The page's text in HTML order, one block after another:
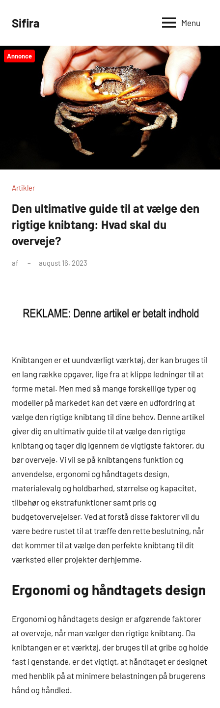
Sifira Menu
Annonce
Artikler
Den ultimative guide til at vælge den
rigtige knibtang: Hvad skal du
overveje?
af august 16, 2023
Knibtangen er et uundværligt værktøj, der kan bruges til
en lang række opgaver, lige fra at klippe ledninger til at
forme metal. Men med så mange forskellige typer og
modeller på markedet kan det være en udfordring at
vælge den rigtige knibtang til dine behov. Denne artikel
giver dig en ultimativ guide til at vælge den rigtige
knibtang og tager dig igennem de vigtigste faktorer, du
bør overveje. Vi vil se på knibtangens funktion og
anvendelse, ergonomi og håndtagets design,
materialevalg og holdbarhed, størrelse og kapacitet,
tilbehør og ekstrafunktioner samt pris og
budgetovervejelser. Ved at forstå disse faktorer vil du
være bedre rustet til at træffe den rette beslutning, når
det kommer til at vælge den perfekte knibtang til dit
værksted eller projekter derhjemme.
Ergonomi og håndtagets design
Ergonomi og håndtagets design er afgørende faktorer
at overveje, når man vælger den rigtige knibtang. Da
knibtangen er et værktøj, der bruges til at gribe og holde
fast i genstande, er det vigtigt, at håndtaget er designet
med henblik på at minimere belastningen på brugerens
hånd og håndled.